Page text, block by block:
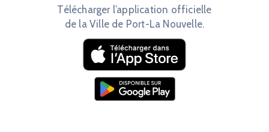
Télécharger l’application officielle
de la Ville de Port-La Nouvelle.